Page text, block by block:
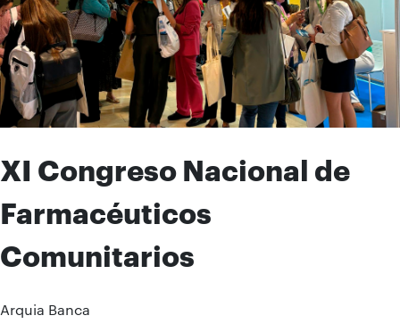
XI Congreso Nacional de
Farmacéuticos
Comunitarios
Arquia Banca